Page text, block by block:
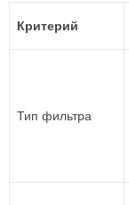
Критерий
Тип фильтра